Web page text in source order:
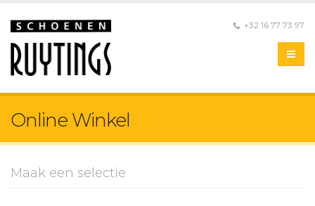
+32 16 77 73 97
Online Winkel
Maak een selectie